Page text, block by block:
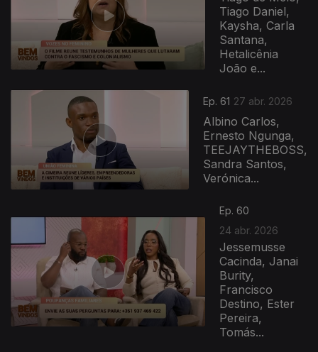
Tiago Daniel,
Kaysha, Carla
Santana,
Hetalicênia
João e...
Ep. 61 27 abr. 2026
Albino Carlos,
Ernesto Ngunga,
TEEJAYTHEBOSS,
Sandra Santos,
Verónica...
Ep. 60
24 abr. 2026
Jessemusse
Cacinda, Janai
Burity,
Francisco
Destino, Ester
Pereira,
Tomás...